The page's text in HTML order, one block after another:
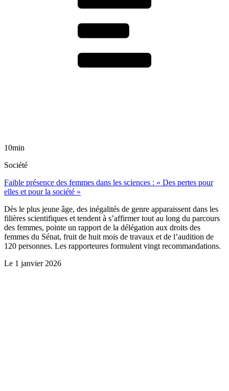
10min
Société
Faible présence des femmes dans les sciences : « Des pertes pour
elles et pour la société »
Dès le plus jeune âge, des inégalités de genre apparaissent dans les
filières scientifiques et tendent à s’affirmer tout au long du parcours
des femmes, pointe un rapport de la délégation aux droits des
femmes du Sénat, fruit de huit mois de travaux et de l’audition de
120 personnes. Les rapporteures formulent vingt recommandations.
Le 1 janvier 2026